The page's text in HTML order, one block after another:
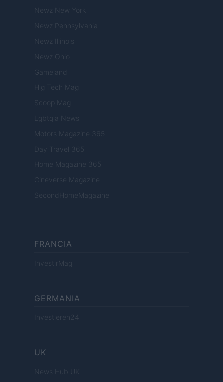
Newz New York
Newz Pennsylvania
Newz Illinois
Newz Ohio
Gameland
Hig Tech Mag
Scoop Mag
Lgbtqia News
Motors Magazine 365
Day Travel 365
Home Magazine 365
Cineverse Magazine
SecondHomeMagazine
FRANCIA
InvestirMag
GERMANIA
Investieren24
UK
News Hub UK